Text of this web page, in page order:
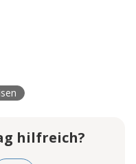
hilfreich?